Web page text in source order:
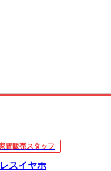
電販売スタッフ
スイヤホ